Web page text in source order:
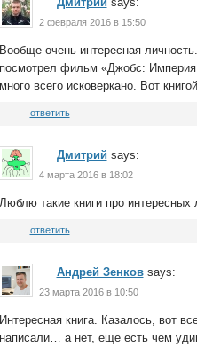
2 февраля 2016 в 15:50
Вообще очень интересная
посмотрел фильм «Джобс:
много всего исковеркано. Вот
ответить
Дмитрий says:
4 марта 2016 в 18:02
Люблю такие книги про
ответить
Андрей Зенков says:
23 марта 2016 в 10:50
Интересная книга. Казалось, вот
написали… а нет, еще есть чем